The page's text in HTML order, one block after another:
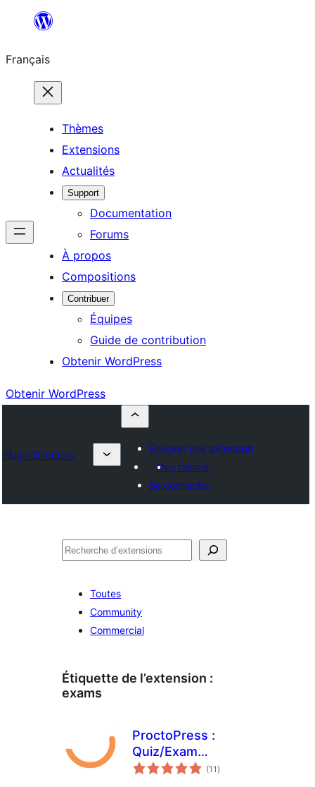
contenu
Français
Thèmes
Extensions
Actualités
Support
Documentation
Forums
À propos
Compositions
Contribuer
Équipes
Guide de contribution
Obtenir WordPress
Obtenir WordPress
Plugin Directory
Envoyer une extension
Mes favoris
Se connecter
Rechercher
Toutes
Community
Commercial
Étiquette de l’extension :
exams
ProctoPress :
Quiz/Exam
Proctoring For
(11 notes
en
)